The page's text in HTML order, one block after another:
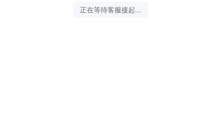
正在等待客服接起...